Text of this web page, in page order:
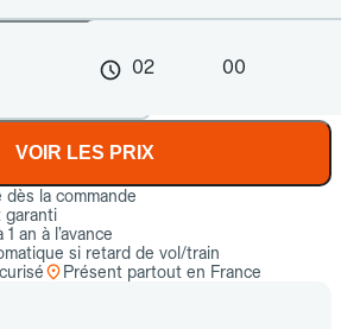
02 00
VOIR LES PRIX
la commande
garanti
an à l’avance
si retard de vol/train
Présent partout en France